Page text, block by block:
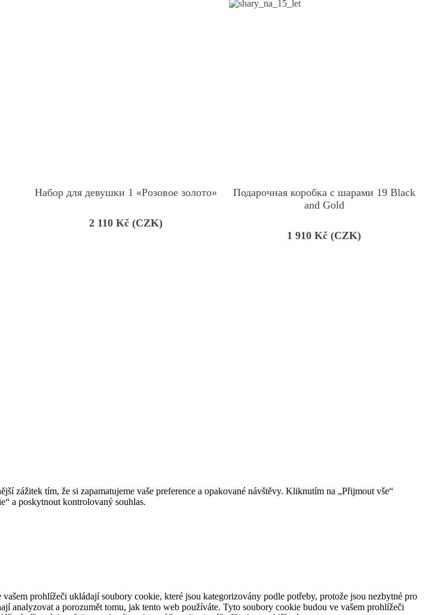
Набор для девушки 1 «Розовое золото»
2 110 Kč (CZK)
Подарочная коробка с шарами 19 Black
and Gold
1 910 Kč (CZK)
zážitek tím, že si zapamatujeme vaše preference a opakované návštěvy. Kliknutím na „Přijmout vše“
a poskytnout kontrolovaný souhlas.
prohlížeči ukládají soubory cookie, které jsou kategorizovány podle potřeby, protože jsou nezbytné pro
analyzovat a porozumět tomu, jak tento web používáte. Tyto soubory cookie budou ve vašem prohlížeči